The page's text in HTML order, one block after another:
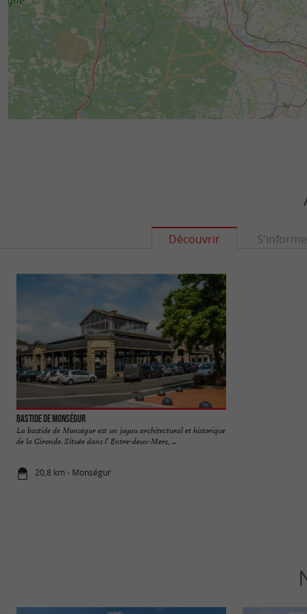
Découvrir
Bastide de Monségur
La bastide de Monségur est un joyau architectural et historique
de la Gironde. Située dans l’ Entre-deux-Mers, ...
20,8 km - Monségur